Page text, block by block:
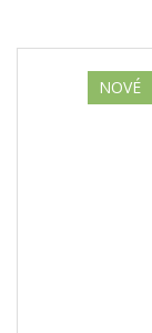
NOVÉ